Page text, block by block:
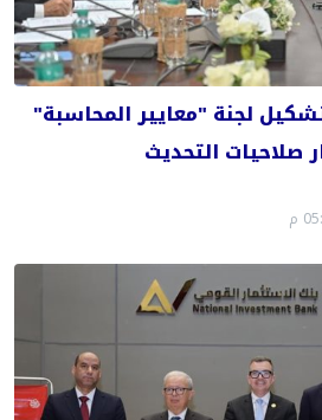
لجنة "معايير المحاسبة"
صلاحيات التحديث